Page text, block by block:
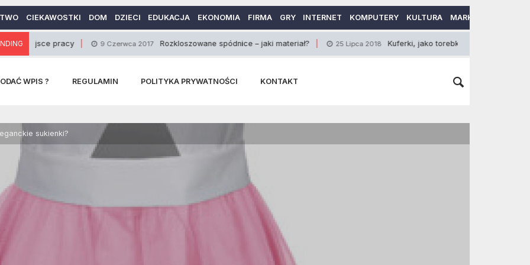
CIEKAWOSTKI DOM DZIECI EDUKACJA EKONOMIA FIRMA GRY INTERNET KOMPUTERY KULTURA MARKETING
pracy 9 Czerwca 2017 Rozkloszowane spódnice – jaki materiał? 25 Lipca 2018 Kuferki, jako torebki idealne
WPIS ? REGULAMIN POLITYKA PRYWATNOŚCI KONTAKT
sukienki?